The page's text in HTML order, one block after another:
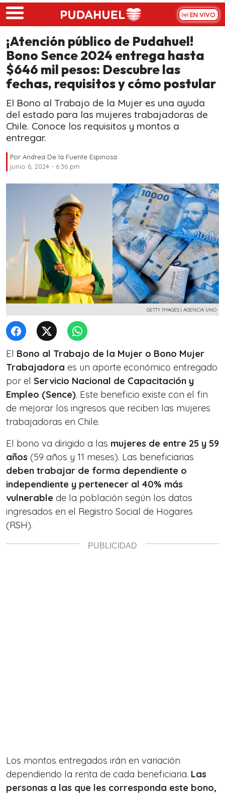
Skip to main content
EN VIVO
¡Atención público de Pudahuel!
Bono Sence 2024 entrega hasta
$646 mil pesos: Descubre las
fechas, requisitos y cómo postular
El Bono al Trabajo de la Mujer es una ayuda
del estado para las mujeres trabajadoras de
Chile. Conoce los requisitos y montos a
entregar.
Por Andrea De la Fuente Espinosa
junio 6, 2024 - 6:36 pm
GETTY IMAGES | AGENCIA UNO
El Bono al Trabajo de la Mujer o Bono Mujer
Trabajadora es un aporte económico entregado
por el Servicio Nacional de Capacitación y
Empleo (Sence). Este beneficio existe con el fin
de mejorar los ingresos que reciben las mujeres
trabajadoras en Chile.
El bono va dirigido a las mujeres de entre 25 y 59
años (59 años y 11 meses). Las beneficiarias
deben trabajar de forma dependiente o
independiente y pertenecer al 40% más
vulnerable de la población según los datos
ingresados en el Registro Social de Hogares
(RSH).
Los montos entregados irán en variación
dependiendo la renta de cada beneficiaria. Las
personas a las que les corresponda este bono,